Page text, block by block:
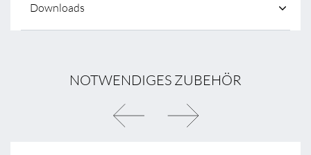
Downloads
NOTWENDIGES ZUBEHÖR